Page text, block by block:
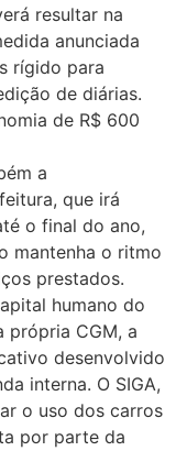
resultar na
anunciada
rígido para
de diárias.
de R$ 600
a
que irá
o final do ano,
mantenha o ritmo
prestados.
humano do
própria CGM, a
desenvolvido
interna. O SIGA,
o uso dos carros
por parte da